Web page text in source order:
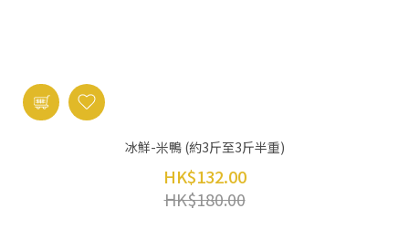
冰鮮-米鴨 (約3斤至3斤半重)
HK$132.00
HK$180.00